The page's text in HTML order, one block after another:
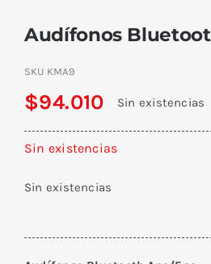
Audífonos
SKU KMA9
$94.010 Sin existencias
Sin existencias
Sin existencias